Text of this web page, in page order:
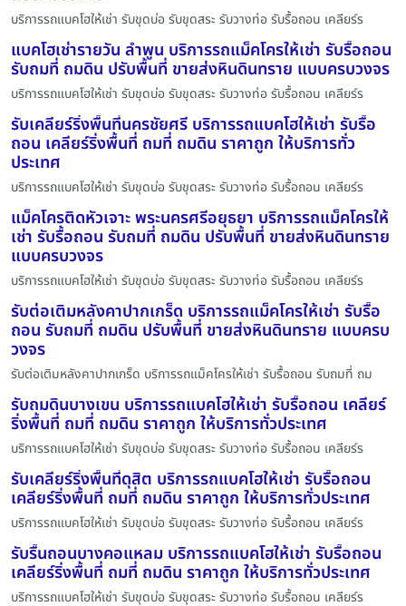
บริการรถแบคโฮให้เช่า รับขุดบ่อ รับขุดสระ รับวางท่อ รับรื้อถอน เคลียร์ร
แบคโฮเช่ารายวัน ลำพูน บริการรถแม็คโครให้เช่า รับรื้อถอน
รับถมที่ ถมดิน ปรับพื้นที่ ขายส่งหินดินทราย แบบครบวงจร
บริการรถแบคโฮให้เช่า รับขุดบ่อ รับขุดสระ รับวางท่อ รับรื้อถอน เคลียร์ร
รับเคลียร์ริ่งพื้นที่นครชัยศรี บริการรถแบคโฮให้เช่า รับรื้อ
ถอน เคลียร์ริ่งพื้นที่ ถมที่ ถมดิน ราคาถูก ให้บริการทั่ว
ประเทศ
บริการรถแบคโฮให้เช่า รับขุดบ่อ รับขุดสระ รับวางท่อ รับรื้อถอน เคลียร์ร
แม็คโครติดหัวเจาะ พระนครศรีอยุธยา บริการรถแม็คโครให้
เช่า รับรื้อถอน รับถมที่ ถมดิน ปรับพื้นที่ ขายส่งหินดินทราย
แบบครบวงจร
บริการรถแบคโฮให้เช่า รับขุดบ่อ รับขุดสระ รับวางท่อ รับรื้อถอน เคลียร์ร
รับต่อเติมหลังคาปากเกร็ด บริการรถแม็คโครให้เช่า รับรื้อ
ถอน รับถมที่ ถมดิน ปรับพื้นที่ ขายส่งหินดินทราย แบบครบ
วงจร
รับต่อเติมหลังคาปากเกร็ด บริการรถแม็คโครให้เช่า รับรื้อถอน รับถมที่ ถม
รับถมดินบางเขน บริการรถแบคโฮให้เช่า รับรื้อถอน เคลียร์
ริ่งพื้นที่ ถมที่ ถมดิน ราคาถูก ให้บริการทั่วประเทศ
บริการรถแบคโฮให้เช่า รับขุดบ่อ รับขุดสระ รับวางท่อ รับรื้อถอน เคลียร์ร
รับเคลียร์ริ่งพื้นที่ดุสิต บริการรถแบคโฮให้เช่า รับรื้อถอน
เคลียร์ริ่งพื้นที่ ถมที่ ถมดิน ราคาถูก ให้บริการทั่วประเทศ
บริการรถแบคโฮให้เช่า รับขุดบ่อ รับขุดสระ รับวางท่อ รับรื้อถอน เคลียร์ร
รับรื้นถอนบางคอแหลม บริการรถแบคโฮให้เช่า รับรื้อถอน
เคลียร์ริ่งพื้นที่ ถมที่ ถมดิน ราคาถูก ให้บริการทั่วประเทศ
บริการรถแบคโฮให้เช่า รับขุดบ่อ รับขุดสระ รับวางท่อ รับรื้อถอน เคลียร์ร